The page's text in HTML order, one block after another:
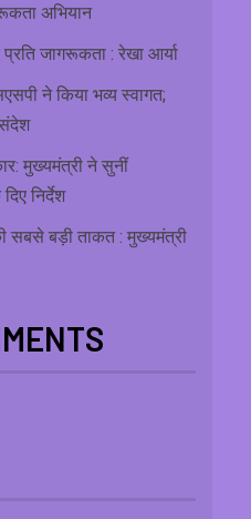
अभियान
जागरूकता : रेखा आर्या
ने किया भव्य स्वागत;
संदेश
मुख्यमंत्री ने सुनीं
निर्देश
सबसे बड़ी ताकत : मुख्यमंत्री